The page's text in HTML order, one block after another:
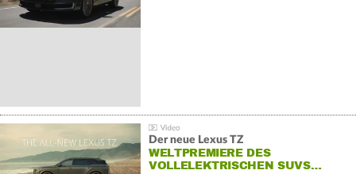
Der neue Lexus TZ
WELTPREMIERE DES
VOLLELEKTRISCHEN SUVS…